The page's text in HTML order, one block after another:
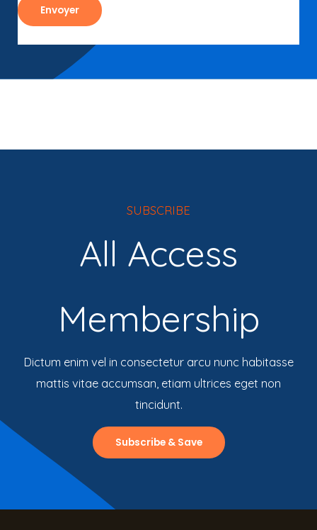
Envoyer
SUBSCRIBE
All Access
Membership
Dictum enim vel in consectetur arcu nunc habitasse
mattis vitae accumsan, etiam ultrices eget non
tincidunt.
Subscribe & Save